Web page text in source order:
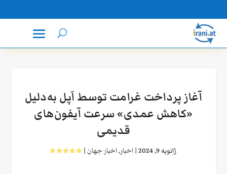
آغاز پرداخت غرامت توسط اَپل به‌دلیل
«کاهش عمدی» سرعت آیفون‌های
قدیمی
ژانویه 9, 2024 |اخبار,اخبار جهان|